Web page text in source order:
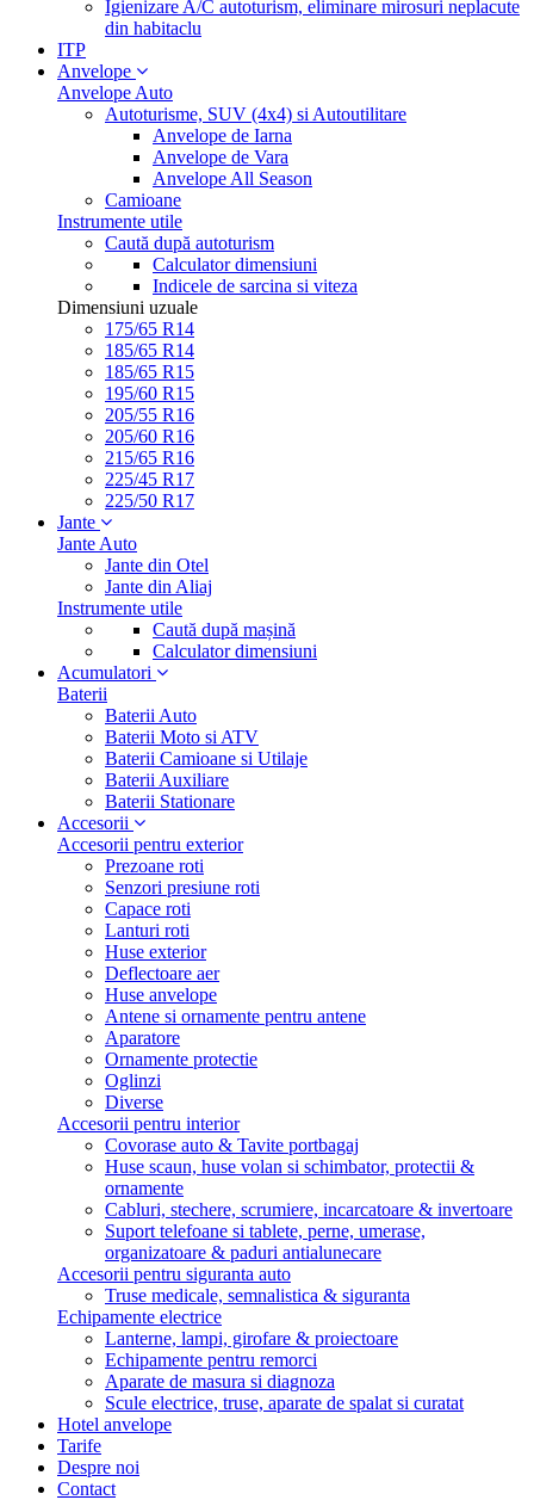
Igienizare A/C autoturism, eliminare mirosuri neplacute
din habitaclu
ITP
Anvelope
Anvelope Auto
Autoturisme, SUV (4x4) si Autoutilitare
Anvelope de Iarna
Anvelope de Vara
Anvelope All Season
Camioane
Instrumente utile
Caută după autoturism
Calculator dimensiuni
Indicele de sarcina si viteza
Dimensiuni uzuale
175/65 R14
185/65 R14
185/65 R15
195/60 R15
205/55 R16
205/60 R16
215/65 R16
225/45 R17
225/50 R17
Jante
Jante Auto
Jante din Otel
Jante din Aliaj
Instrumente utile
Caută după mașină
Calculator dimensiuni
Acumulatori
Baterii
Baterii Auto
Baterii Moto si ATV
Baterii Camioane si Utilaje
Baterii Auxiliare
Baterii Stationare
Accesorii
Accesorii pentru exterior
Prezoane roti
Senzori presiune roti
Capace roti
Lanturi roti
Huse exterior
Deflectoare aer
Huse anvelope
Antene si ornamente pentru antene
Aparatore
Ornamente protectie
Oglinzi
Diverse
Accesorii pentru interior
Covorase auto & Tavite portbagaj
Huse scaun, huse volan si schimbator, protectii &
ornamente
Cabluri, stechere, scrumiere, incarcatoare & invertoare
Suport telefoane si tablete, perne, umerase,
organizatoare & paduri antialunecare
Accesorii pentru siguranta auto
Truse medicale, semnalistica & siguranta
Echipamente electrice
Lanterne, lampi, girofare & proiectoare
Echipamente pentru remorci
Aparate de masura si diagnoza
Scule electrice, truse, aparate de spalat si curatat
Hotel anvelope
Tarife
Despre noi
Contact